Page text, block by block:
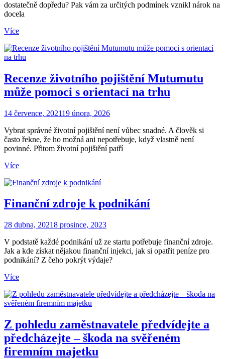
dostatečně dopředu? Pak vám za určitých podmínek vznikl nárok na
docela
Více
Recenze životního pojištění Mutumutu
může pomoci s orientací na trhu
14 července, 202119 února, 2026
Vybrat správné životní pojištění není vůbec snadné. A člověk si
často řekne, že ho možná ani nepotřebuje, když vlastně není
povinné. Přitom životní pojištění patří
Více
Finanční zdroje k podnikání
28 dubna, 20218 prosince, 2023
V podstatě každé podnikání už ze startu potřebuje finanční zdroje.
Jak a kde získat nějakou finanční injekci, jak si opatřit peníze pro
podnikání? Z čeho pokrýt výdaje?
Více
Z pohledu zaměstnavatele předvídejte a
předcházejte – škoda na svěřeném
firemním majetku